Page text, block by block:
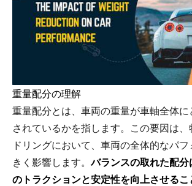
重量配分の理解
重量配分とは、車両の重量が車軸全体
されているかを指します。この要因は
ドリングにおいて、車両の全体的なパ
きく影響します。バランスの取れた配
のトラクションと安定性を向上させるこ